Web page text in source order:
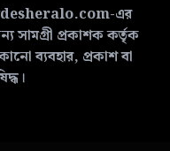
এর
সামগ্রী প্রকাশক কর্তৃক
ব্যবহার, প্রকাশ বা